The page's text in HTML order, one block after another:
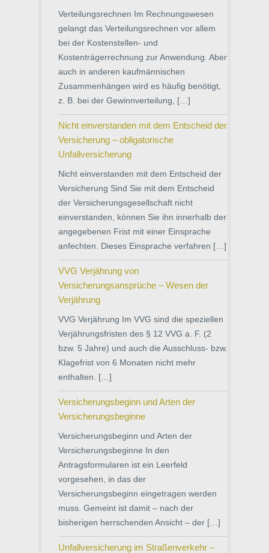
Verteilungsrechnen Im Rechnungswesen
gelangt das Verteilungsrechnen vor allem
bei der Kostenstellen- und
Kostenträgerrechnung zur Anwendung. Aber
auch in anderen kaufmännischen
Zusammenhängen wird es häufig benötigt,
z. B. bei der Gewinnverteilung, […]
Nicht einverstanden mit dem Entscheid der
Versicherung – obligatorische
Unfallversicherung
Nicht einverstanden mit dem Entscheid der
Versicherung Sind Sie mit dem Entscheid
der Versicherungsgesellschaft nicht
einverstanden, können Sie ihn innerhalb der
angegebenen Frist mit einer Einsprache
anfechten. Dieses Einsprache verfahren […]
VVG Verjährung von
Versicherungsansprüche – Wesen der
Verjährung
VVG Verjährung Im VVG sind die speziellen
Verjährungsfristen des § 12 VVG a. F. (2
bzw. 5 Jahre) und auch die Ausschluss- bzw.
Klagefrist von 6 Monaten nicht mehr
enthalten. […]
Versicherungsbeginn und Arten der
Versicherungsbeginne
Versicherungsbeginn und Arten der
Versicherungsbeginne In den
Antragsformularen ist ein Leerfeld
vorgesehen, in das der
Versicherungsbeginn eingetragen werden
muss. Gemeint ist damit – nach der
bisherigen herrschenden Ansicht – der […]
Unfallversicherung im Straßenverkehr –